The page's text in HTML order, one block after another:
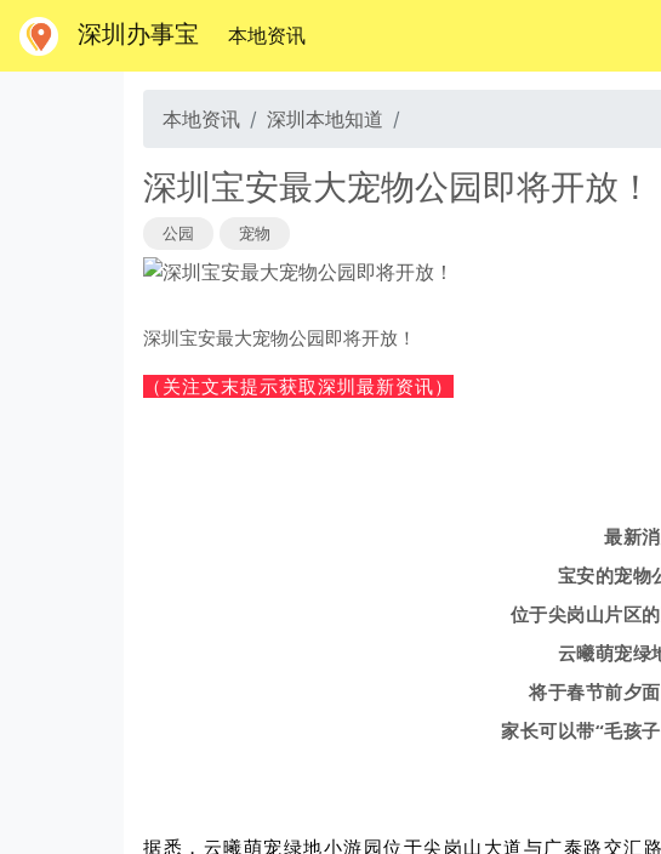
深圳办事宝 本地资讯(当前)
本地资讯 深圳本地知道
深圳宝安最大宠物公园即将开放！
公园 宠物
深圳宝安最大宠物公园即将开放！
（关注文末提示获取深圳最新资讯）
最新
宝安的宠物
位于尖岗山片区
云曦萌宠绿
将于春节前夕
家长可以带“毛孩
据悉，云曦萌宠绿地小游园位于尖岗山大道与广泰路交汇